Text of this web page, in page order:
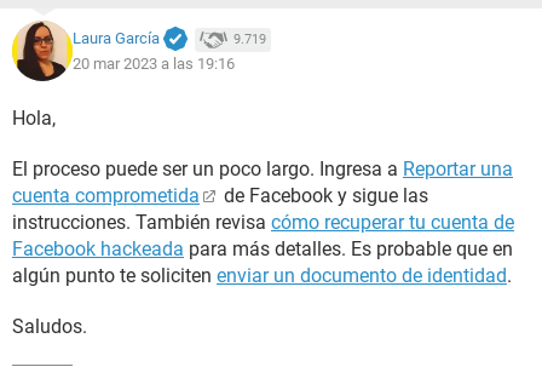
Laura García 9.719
20 mar 2023 a las 19:16
Hola,
El proceso puede ser un poco largo. Ingresa a Reportar una
cuenta comprometida
de Facebook y sigue las
instrucciones. También revisa cómo recuperar tu cuenta de
Facebook hackeada para más detalles. Es probable que en
algún punto te soliciten enviar un documento de identidad.
Saludos.